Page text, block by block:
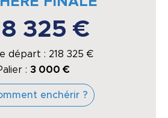
325 €
départ : 218 325 €
: 3 000 €
enchérir ?